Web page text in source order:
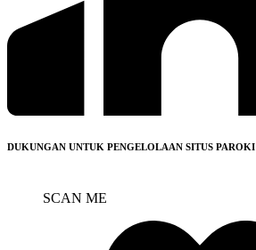
DUKUNGAN UNTUK PENGELOLAAN SITUS PAROKI
SCAN ME